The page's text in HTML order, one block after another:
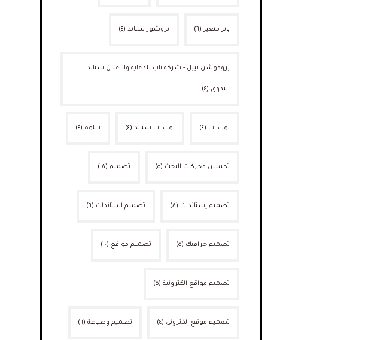
بانر متغير (٦) بروشور ستاند(٤)
بروموشن تيبل - شركة ناب للدعاية والاعلان ستاند
التذوق (٤)
بوب اب (٤) بوب اب ستاند(٤) تابلوه (٤)
تحسين محركات البحث (٥) تصميم(١٨)
تصميم إستاندات (٨) تصميم استاندات (٦)
تصميم جرافيك (٥) تصميم مواقع (١٠)
تصميم مواقع الكترونية(٥)
تصميم موقع الكتروني (٤) تصميم وطباعة(٦)